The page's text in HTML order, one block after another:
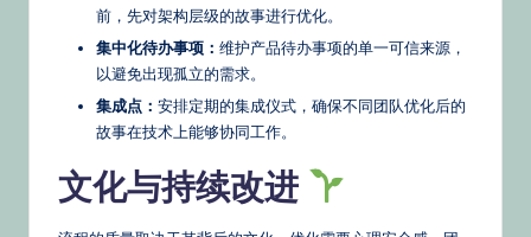
前，先对架构层级的故事进行优化。
集中化待办事项： 维护产品待办事项的单一可信来源，
以避免出现孤立的需求。
集成点： 安排定期的集成仪式，确保不同团队优化后的
故事在技术上能够协同工作。
文化与持续改进